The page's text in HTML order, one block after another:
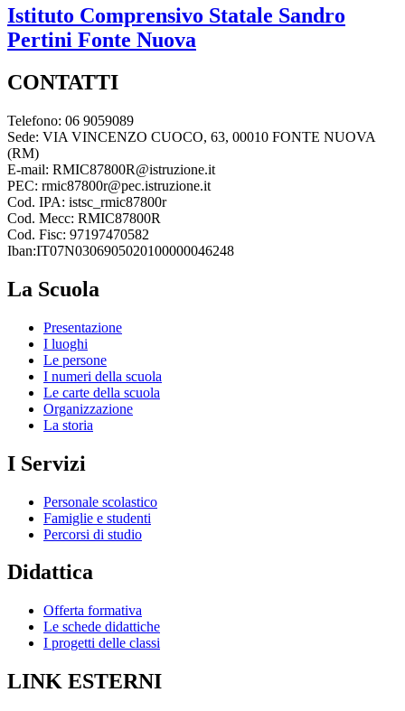
Istituto Comprensivo Statale Sandro
Pertini Fonte Nuova
CONTATTI
Telefono: 06 9059089
Sede: VIA VINCENZO CUOCO, 63, 00010 FONTE NUOVA
(RM)
E-mail: RMIC87800R@istruzione.it
PEC: rmic87800r@pec.istruzione.it
Cod. IPA: istsc_rmic87800r
Cod. Mecc: RMIC87800R
Cod. Fisc: 97197470582
Iban:IT07N0306905020100000046248
La Scuola
Presentazione
I luoghi
Le persone
I numeri della scuola
Le carte della scuola
Organizzazione
La storia
I Servizi
Personale scolastico
Famiglie e studenti
Percorsi di studio
Didattica
Offerta formativa
Le schede didattiche
I progetti delle classi
LINK ESTERNI